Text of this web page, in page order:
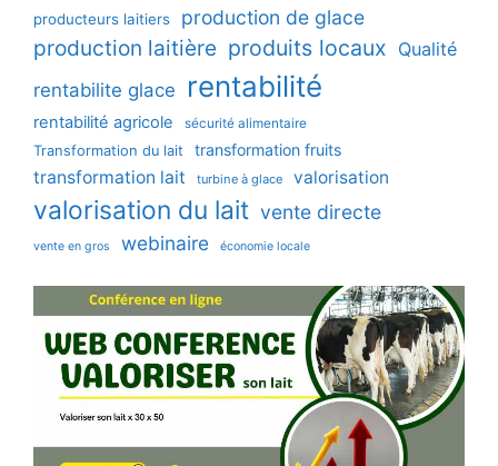
producteurs laitiers production de glace
production laitière produits locaux Qualité
rentabilite glace
rentabilité
rentabilité agricole sécurité alimentaire
Transformation du lait transformation fruits
transformation lait turbine à glace valorisation
valorisation du lait vente directe
vente en gros webinaire économie locale